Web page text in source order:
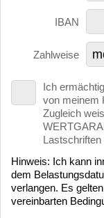
IBAN
Zahlweise
Ich
von meinem
Zugleich
Lastschriften
Hinweis: Ich kann
dem
verlangen. Es
vereinbarten